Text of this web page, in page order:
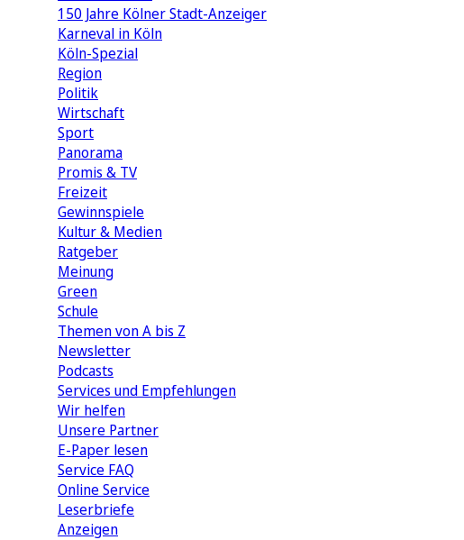
150 Jahre Kölner Stadt-Anzeiger
Karneval in Köln
Köln-Spezial
Region
Politik
Wirtschaft
Sport
Panorama
Promis & TV
Freizeit
Gewinnspiele
Kultur & Medien
Ratgeber
Meinung
Green
Schule
Themen von A bis Z
Newsletter
Podcasts
Services und Empfehlungen
Wir helfen
Unsere Partner
E-Paper lesen
Service FAQ
Online Service
Leserbriefe
Anzeigen